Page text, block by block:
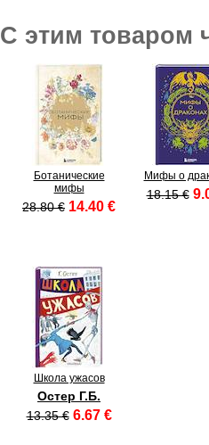
С этим товаром
Ботанические
мифы
28.80 € 14.40 €
Мифы о
18.15 €
Школа ужасов
Остер Г.Б.
13.35 € 6.67 €